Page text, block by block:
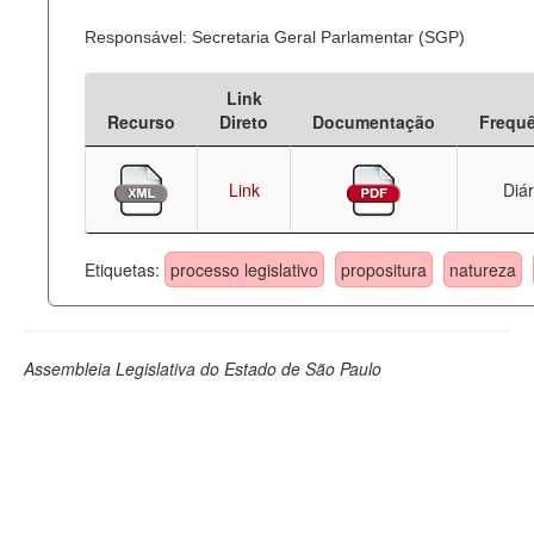
Processo Legislativo
Deputados Estaduais
Administração
Legislação
Perguntas frequentes
Responsável: Secretaria Geral Parlamentar (SGP)
Recurso
Link
Direto
Documentação
Link
Etiquetas: processo legislativo propositura natureza
Assembleia Legislativa do Estado de São Paulo